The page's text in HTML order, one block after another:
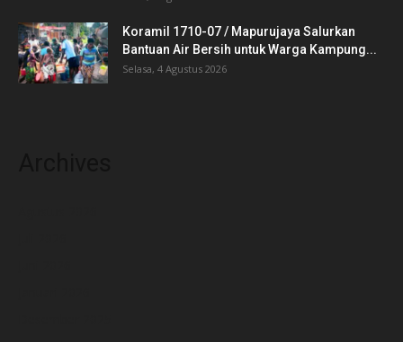
Koramil 1710-07 / Mapurujaya Salurkan
Bantuan Air Bersih untuk Warga Kampung...
Selasa, 4 Agustus 2026